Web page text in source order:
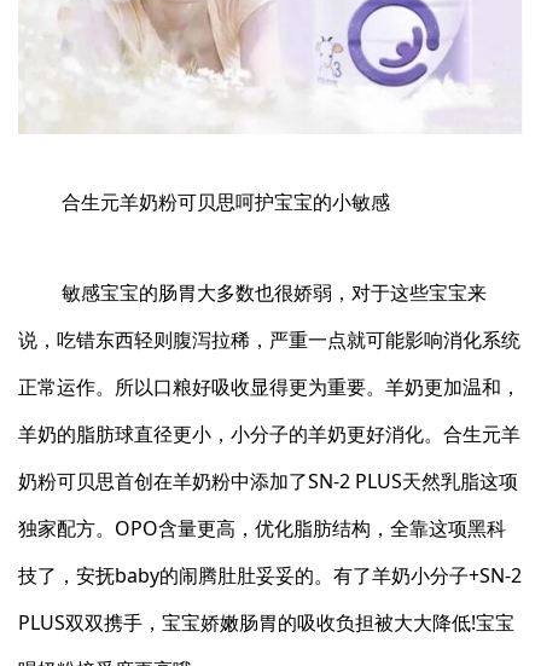
合生元羊奶粉可贝思呵护宝宝的小敏感
敏感宝宝的肠胃大多数也很娇弱，对于这些宝宝来
说，吃错东西轻则腹泻拉稀，严重一点就可能影响消化系统
正常运作。所以口粮好吸收显得更为重要。羊奶更加温和，
羊奶的脂肪球直径更小，小分子的羊奶更好消化。合生元羊
奶粉可贝思首创在羊奶粉中添加了SN-2 PLUS天然乳脂这项
独家配方。OPO含量更高，优化脂肪结构，全靠这项黑科
技了，安抚baby的闹腾肚肚妥妥的。有了羊奶小分子+SN-2
PLUS双双携手，宝宝娇嫩肠胃的吸收负担被大大降低!宝宝